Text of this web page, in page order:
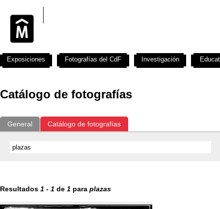
Catálogo de fotografías
General Catálogo de fotografías
Resultados 1 - 1 de 1 para plazas
Exposiciones Fotografías del CdF Investigación